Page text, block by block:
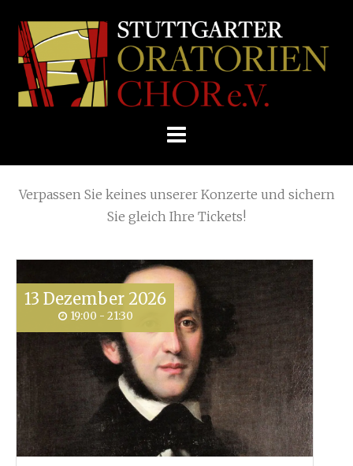
Skip
E.V.
Home Archive for Uncategorized @cs
Verpassen Sie keines unserer Konzerte und sichern
Sie gleich Ihre Tickets!
13 Dezember 2026
19:00 - 21:30